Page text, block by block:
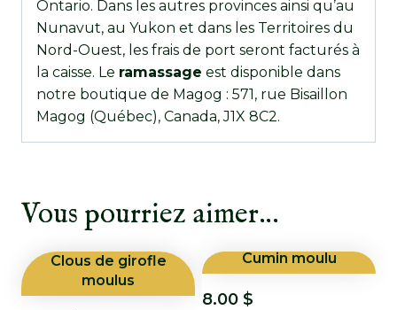
Ontario. Dans les autres provinces ainsi qu’au
Nunavut, au Yukon et dans les Territoires du
Nord-Ouest, les frais de port seront facturés à
la caisse. Le ramassage est disponible dans
notre boutique de Magog : 571, rue Bisaillon
Magog (Québec), Canada, J1X 8C2.
Vous pourriez aimer…
Clous de girofle
moulus
Cumin moulu
8.00 $